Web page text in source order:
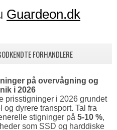
Guardeon.dk
FORHANDLERE
på overvågning og
i 2026
prisstigninger i 2026 grundet
dyrere transport. Tal fra
stigninger på 5-10 %,
som SSD og harddiske